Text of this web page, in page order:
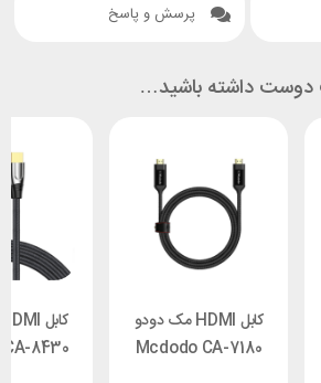
پرسش و پاسخ
داشته باشید…
کابل HDMI مک دودو
Mcdodo CA-7180
8430